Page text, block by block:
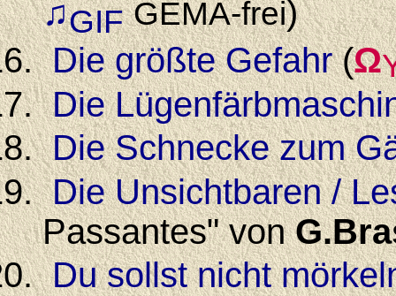
♫GIF GEMA-frei)
Die größte Gefahr(Ω
Die
Die Schnecke zum
Die Unsichtbaren /
Passantes" von
Du sollst nicht